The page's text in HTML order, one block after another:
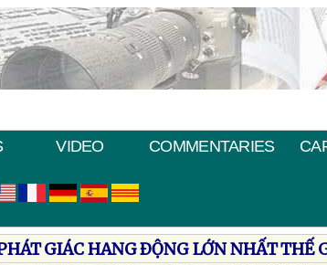
VIDEO COMMENTARIES
GIÁC HANG ÐỘNG LỚN NHẤT THẾ